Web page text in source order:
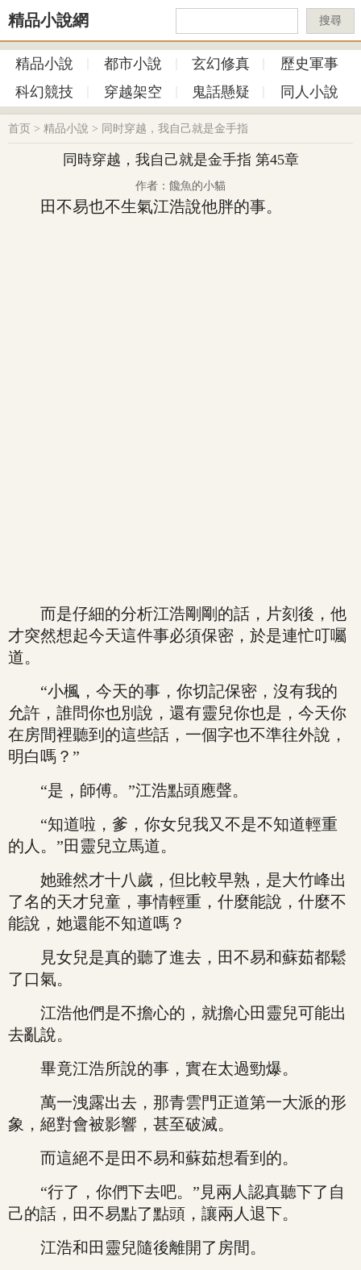
精品小說網 搜尋
精品小說 都市小說 玄幻修真
歷史軍事
科幻競技
穿越架空 鬼話懸疑 同人小說
首页 > 精品小說 > 同时穿越，我自己就是金手指
同時穿越，我自己就是金手指 第45章
作者：饞魚的小貓
田不易也不生氣江浩說他胖的事。
而是仔細的分析江浩剛剛的話，片刻後，他
才突然想起今天這件事必須保密，於是連忙叮囑
道。
“小楓，今天的事，你切記保密，沒有我的
允許，誰問你也別說，還有靈兒你也是，今天你
在房間裡聽到的這些話，一個字也不準往外說，
明白嗎？”
“是，師傅。”江浩點頭應聲。
“知道啦，爹，你女兒我又不是不知道輕重
的人。”田靈兒立馬道。
她雖然才十八歲，但比較早熟，是大竹峰出
了名的天才兒童，事情輕重，什麼能說，什麼不
能說，她還能不知道嗎？
見女兒是真的聽了進去，田不易和蘇茹都鬆
了口氣。
江浩他們是不擔心的，就擔心田靈兒可能出
去亂說。
畢竟江浩所說的事，實在太過勁爆。
萬一洩露出去，那青雲門正道第一大派的形
象，絕對會被影響，甚至破滅。
而這絕不是田不易和蘇茹想看到的。
“行了，你們下去吧。”見兩人認真聽下了自
己的話，田不易點了點頭，讓兩人退下。
江浩和田靈兒隨後離開了房間。